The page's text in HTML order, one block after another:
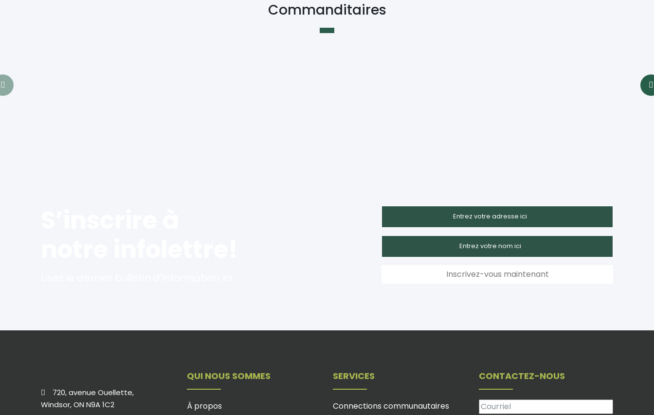
Commanditaires
720, avenue Ouellette,
Windsor, ON N9A 1C2
QUI NOUS SOMMES
À propos
SERVICES
Connections communautaires
CONTACTEZ-NOUS